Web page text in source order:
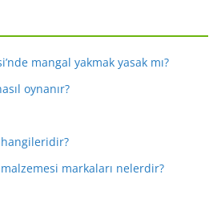
mangal yakmak yasak mı?
oynanır?
markaları nelerdir?